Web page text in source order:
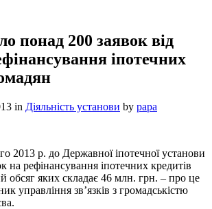
понад 200 заявок від
іпотечних
in Діяльність установи by papa
2013 р. до Державної іпотечної установи
на рефінансування іпотечних кредитів
обсяг яких складає 46 млн. грн. – про це
управління зв’язків з громадськістю